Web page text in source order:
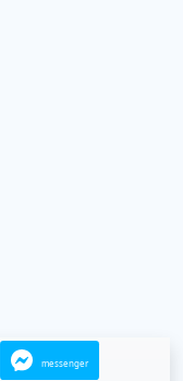
messenger